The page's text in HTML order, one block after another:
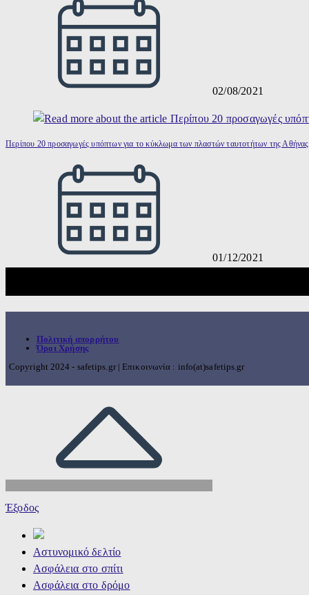
02/08/2021
Περίπου 20 προσαγωγές υπόπτων για το κύκλωμα των πλαστών ταυτοτήτων της Αθήνας
01/12/2021
Πολιτική απορρήτου
Όροι Χρήσης
Copyright 2024 - safetips.gr | Επικοινωνία : info(at)safetips.gr
Έξοδος
Αστυνομικό δελτίο
Ασφάλεια στο σπίτι
Ασφάλεια στο δρόμο